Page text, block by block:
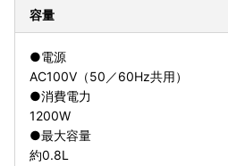
容量
●電源
AC100V（50／60Hz共用）
●消費電力
1200W
●最大容量
約0.8L